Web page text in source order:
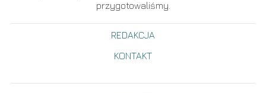
przygotowaliśmy.
REDAKCJA
KONTAKT